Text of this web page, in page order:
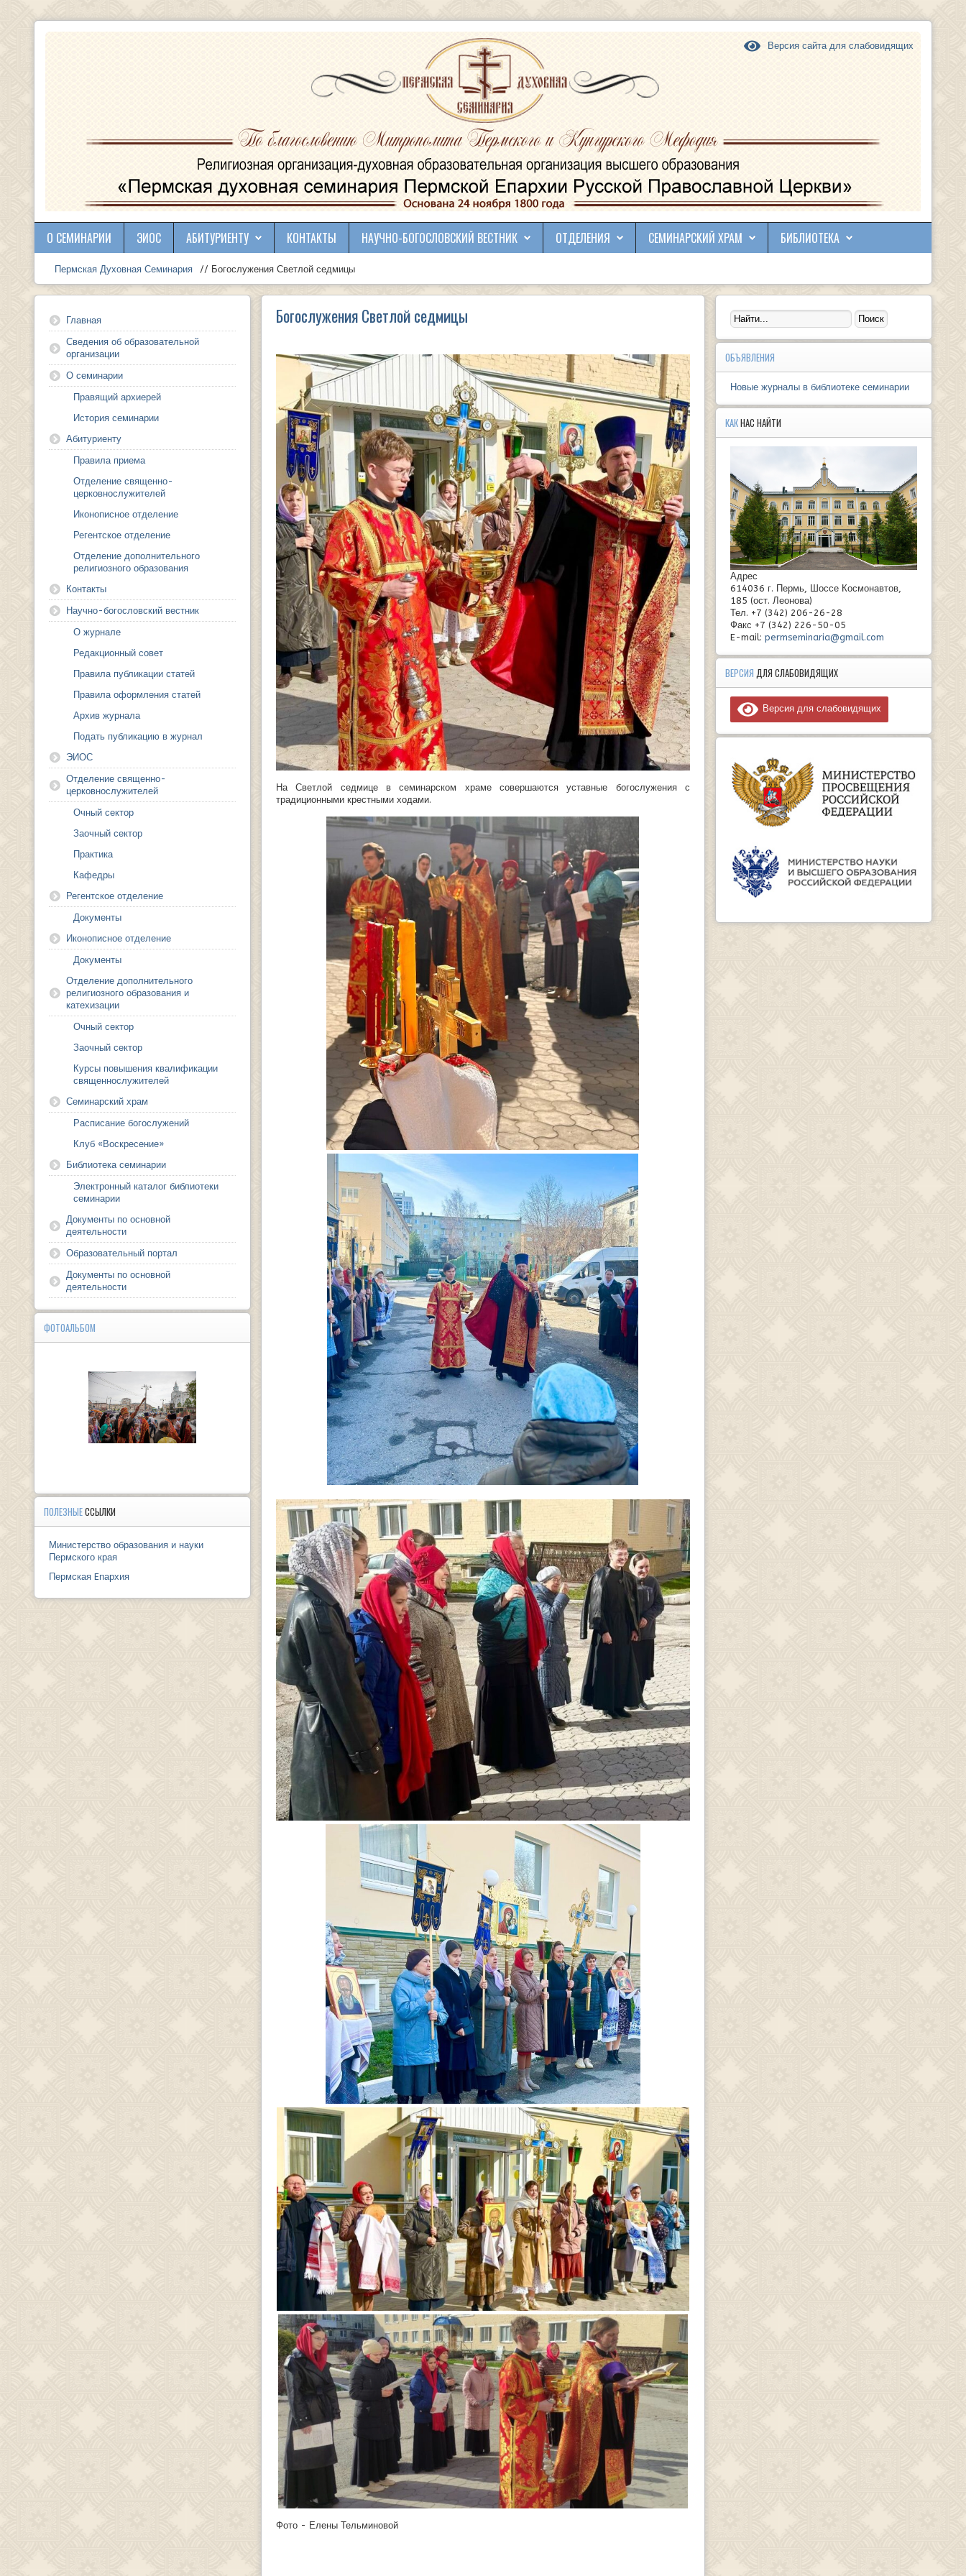
Версия сайта для слабовидящих
О СЕМИНАРИИ ЭИОС АБИТУРИЕНТУ КОНТАКТЫ НАУЧНО-БОГОСЛОВСКИЙ ВЕСТНИК ОТДЕЛЕНИЯ СЕМИНАРСКИЙ ХРАМ БИБЛИОТЕКА
Пермская Духовная Семинария // Богослужения Светлой седмицы
Богослужения Светлой седмицы
На Светлой седмице в семинарском храме совершаются уставные богослужения с
традиционными крестными ходами.
Фото - Елены Тельминовой
Главная
Сведения об образовательной
организации
О семинарии
Правящий архиерей
История семинарии
Абитуриенту
Правила приема
Отделение священно-
церковнослужителей
Иконописное отделение
Регентское отделение
Отделение дополнительного
религиозного образования
Контакты
Научно-богословский вестник
О журнале
Редакционный совет
Правила публикации статей
Правила оформления статей
Архив журнала
Подать публикацию в журнал
ЭИОС
Отделение священно-
церковнослужителей
Очный сектор
Заочный сектор
Практика
Кафедры
Регентское отделение
Документы
Иконописное отделение
Документы
Отделение дополнительного
религиозного образования и
катехизации
Очный сектор
Заочный сектор
Курсы повышения квалификации
священнослужителей
Семинарский храм
Расписание богослужений
Клуб «Воскресение»
Библиотека семинарии
Электронный каталог библиотеки
семинарии
Документы по основной
деятельности
Образовательный портал
Документы по основной
деятельности
ФОТОАЛЬБОМ
ПОЛЕЗНЫЕССЫЛКИ
Министерство образования и науки
Пермского края
Пермская Eпархия
ОБЪЯВЛЕНИЯ
Новые журналы в библиотеке семинарии
КАКНАС НАЙТИ
Адрес
614036 г. Пермь, Шоссе Космонавтов,
185 (ост. Леонова)
Тел. +7 (342) 206-26-28
Факс +7 (342) 226-50-05
E-mail: permseminaria@gmail.com
ВЕРСИЯ ДЛЯ СЛАБОВИДЯЩИХ
Версия для слабовидящих